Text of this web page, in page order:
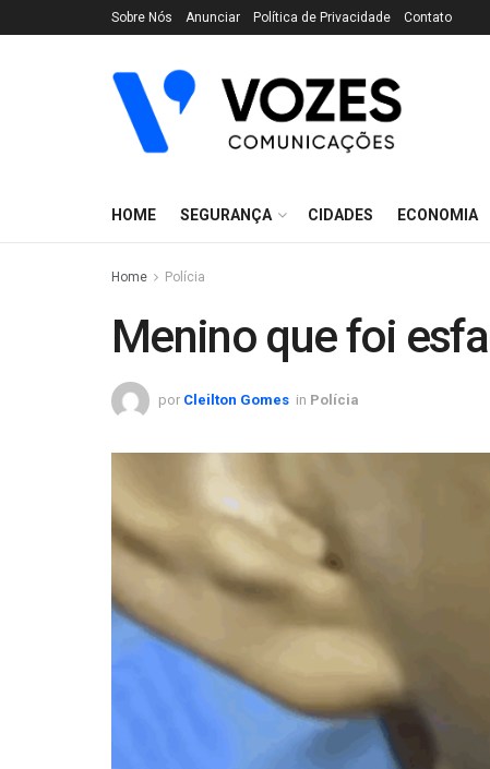
Sobre Nós Anunciar Política de Privacidade Contato
HOME SEGURANÇA CIDADES ECONOMIA
Home Polícia
Menino que foi
por Cleilton Gomes in Polícia